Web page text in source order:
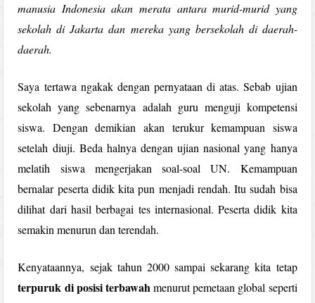
manusia Indonesia akan merata antara murid-murid yang
sekolah di Jakarta dan mereka yang bersekolah di daerah-
daerah.
Saya tertawa ngakak dengan pernyataan di atas. Sebab ujian
sekolah yang sebenarnya adalah guru menguji kompetensi
siswa. Dengan demikian akan terukur kemampuan siswa
setelah diuji. Beda halnya dengan ujian nasional yang hanya
melatih siswa mengerjakan soal-soal UN. Kemampuan
bernalar peserta didik kita pun menjadi rendah. Itu sudah bisa
dilihat dari hasil berbagai tes internasional. Peserta didik kita
semakin menurun dan terendah.
Kenyataannya, sejak tahun 2000 sampai sekarang kita tetap
terpuruk di posisi terbawah menurut pemetaan global seperti